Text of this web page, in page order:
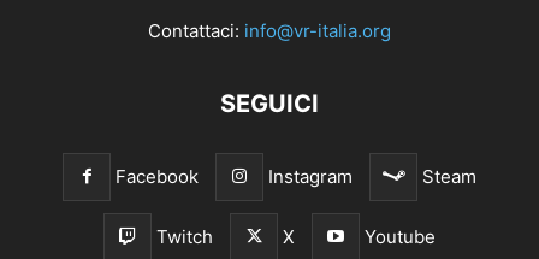
Contattaci: info@vr-italia.org
SEGUICI
Facebook Instagram Steam
Twitch X Youtube